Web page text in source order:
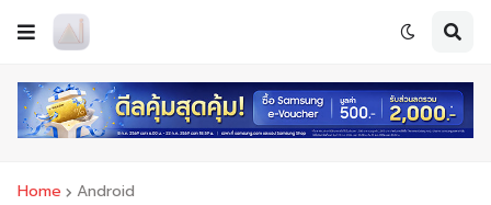
Home Android